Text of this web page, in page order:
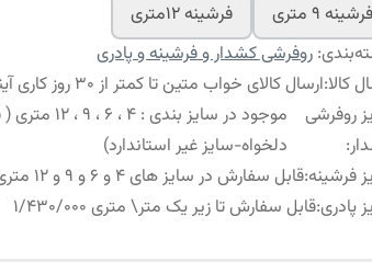
فرشینه 9 متری
فرشینه 12متری
: روفرشی کشدار و فرشینه و پادری
کالا:ارسال کالای خواب متین تا کمتر از 30 روز کاری آینده
روفرشی
:
موجود در سایز
دلخواه-سایز غیر استاندارد)
فرشینه:قابل سفارش در سایز های 4 و 6 و 9 و 12 متری
پادری:قابل سفارش تا زیر یک متر\ متری 1/430/000